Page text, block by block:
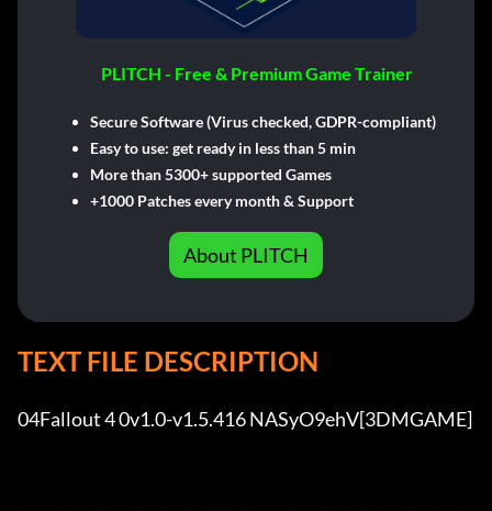
PLITCH - Free & Premium Game Trainer
Secure Software (Virus checked, GDPR-compliant)
Easy to use: get ready in less than 5 min
More than 5300+ supported Games
+1000 Patches every month & Support
About PLITCH
TEXT FILE DESCRIPTION
04Fallout 4 0v1.0-v1.5.416 NASyO9ehV[3DMGAME]